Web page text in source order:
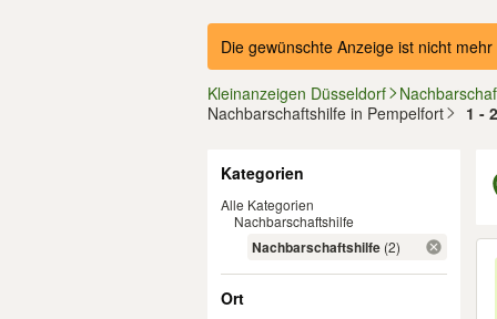
Die gewünschte Anzeige ist nicht
Kleinanzeigen Düsseldorf
Nachbarschaftshilfe in Pempelfort
1 -
Kategorien
Alle Kategorien
Nachbarschaftshilfe
Nachbarschaftshilfe (2)
Ort